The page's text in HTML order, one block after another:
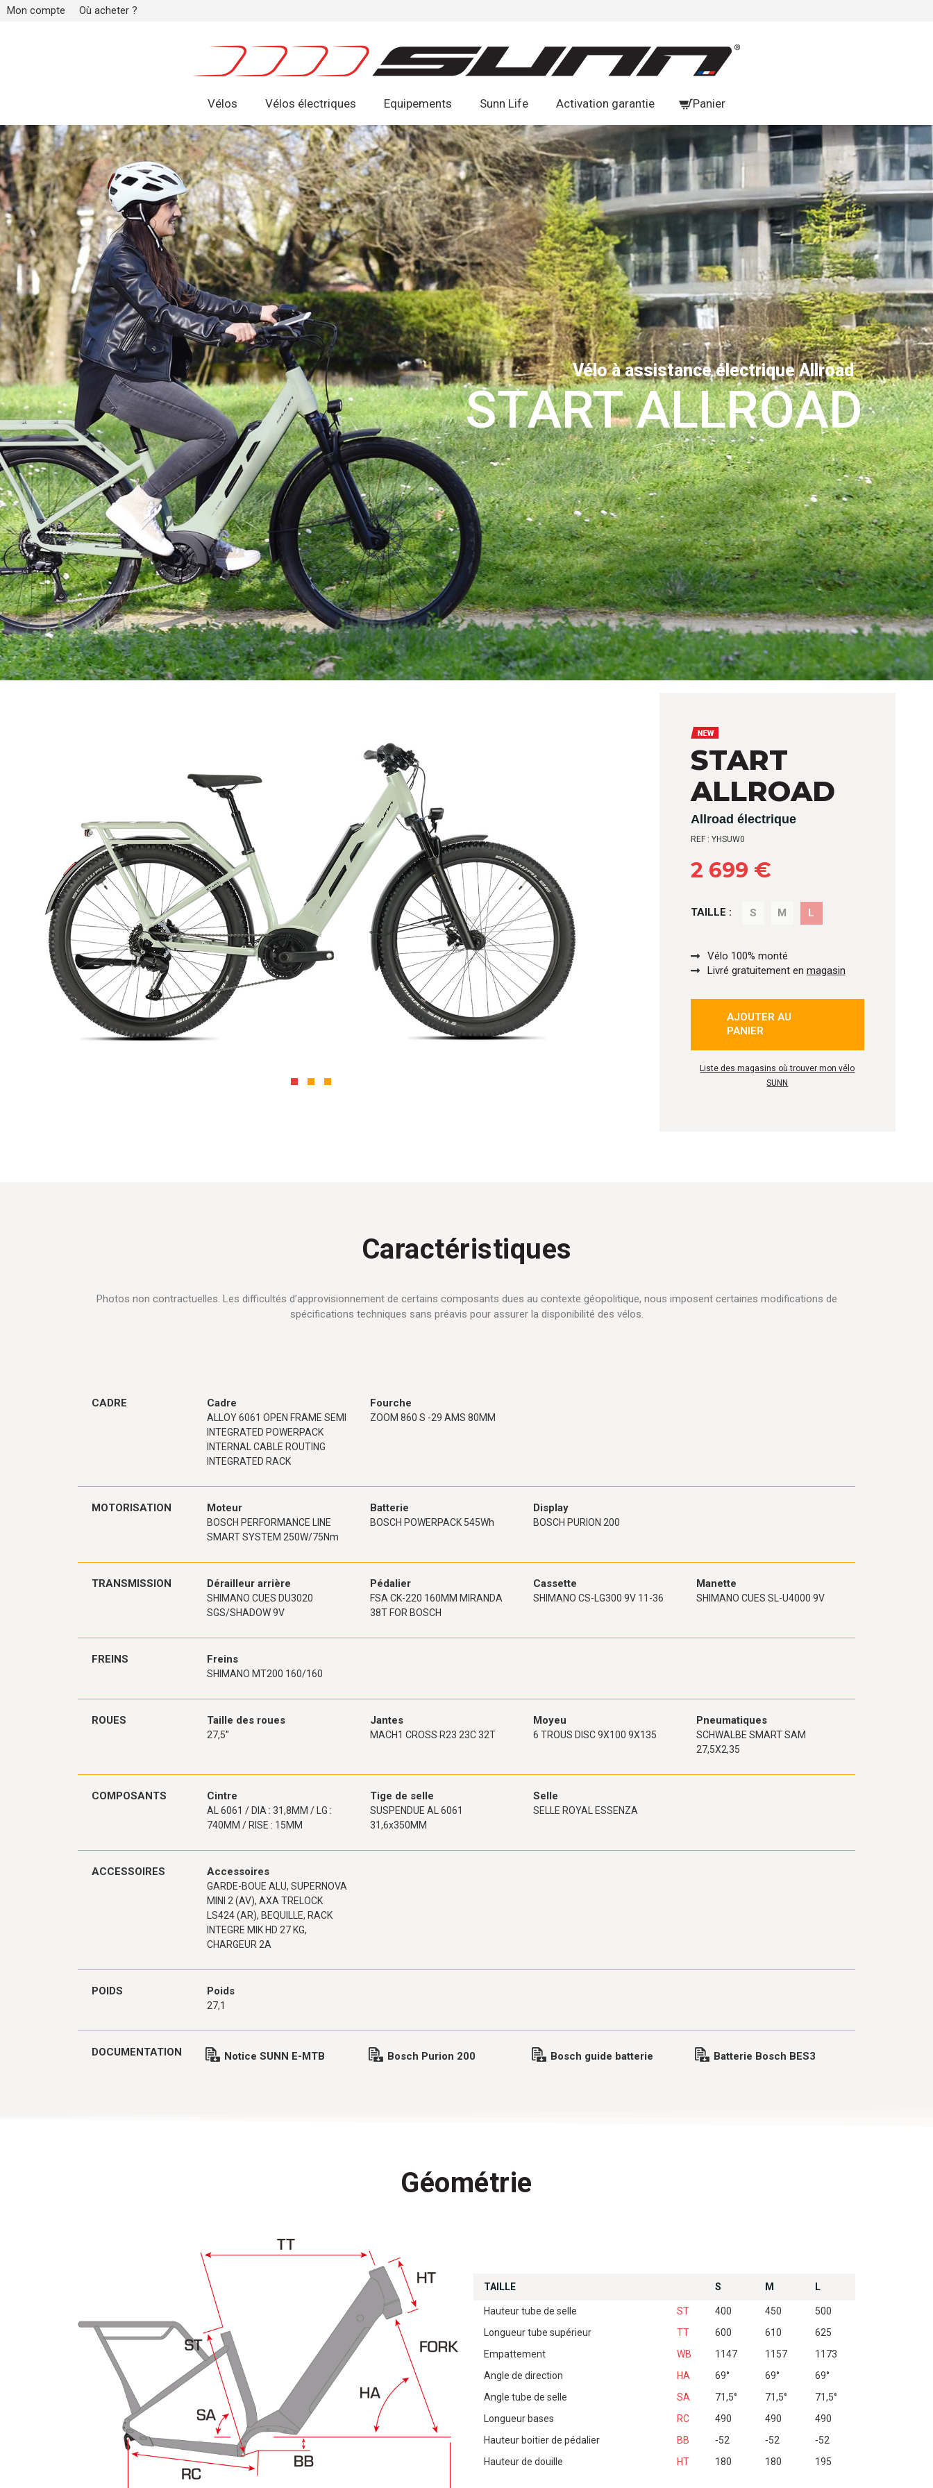
Mon compte Où acheter ?
Vélos Vélos électriques Equipements Sunn Life Activation garantie Panier
Vélo à assistance électrique Allroad
START ALLROAD
START
ALLROAD
Allroad électrique
REF : YHSUW0
2 699 €
TAILLE : S M L
Vélo 100% monté
Livré gratuitement en magasin
AJOUTER AU
PANIER
Liste des magasins où trouver mon vélo
SUNN
Caractéristiques
Photos non contractuelles. Les difficultés d’approvisionnement de certains composants dues au contexte géopolitique, nous imposent certaines modifications de
spécifications techniques sans préavis pour assurer la disponibilité des vélos.
CADRE Cadre
ALLOY 6061 OPEN FRAME SEMI
INTEGRATED POWERPACK
INTERNAL CABLE ROUTING
INTEGRATED RACK
Fourche
ZOOM 860 S -29 AMS 80MM
MOTORISATION Moteur
BOSCH PERFORMANCE LINE
SMART SYSTEM 250W/75Nm
Batterie
BOSCH POWERPACK 545Wh
Display
BOSCH PURION 200
TRANSMISSION Dérailleur arrière
SHIMANO CUES DU3020
SGS/SHADOW 9V
Pédalier
FSA CK-220 160MM MIRANDA
38T FOR BOSCH
Cassette
SHIMANO CS-LG300 9V 11-36
Manette
SHIMANO CUES SL-U4000 9V
FREINS Freins
SHIMANO MT200 160/160
ROUES Taille des roues
27,5''
Jantes
MACH1 CROSS R23 23C 32T
Moyeu
6 TROUS DISC 9X100 9X135
Pneumatiques
SCHWALBE SMART SAM
27,5X2,35
COMPOSANTS Cintre
AL 6061 / DIA : 31,8MM / LG :
740MM / RISE : 15MM
Tige de selle
SUSPENDUE AL 6061
31,6x350MM
Selle
SELLE ROYAL ESSENZA
ACCESSOIRES Accessoires
GARDE-BOUE ALU, SUPERNOVA
MINI 2 (AV), AXA TRELOCK
LS424 (AR), BEQUILLE, RACK
INTEGRE MIK HD 27 KG,
CHARGEUR 2A
POIDS Poids
27,1
DOCUMENTATION Notice SUNN E-MTB Bosch Purion 200 Bosch guide batterie Batterie Bosch BES3
Géométrie
TAILLE S M L
Hauteur tube de selle ST 400 450
500
Longueur tube supérieur
TT 600 610
625
Empattement
WB 1147 1157
1173
Angle de direction
HA 69° 69°
69°
Angle tube de selle
SA 71,5° 71,5°
71,5°
Longueur bases
RC 490 490
490
Hauteur boitier de pédalier
BB -52 -52
-52
Hauteur de douille
HT 180 180 195